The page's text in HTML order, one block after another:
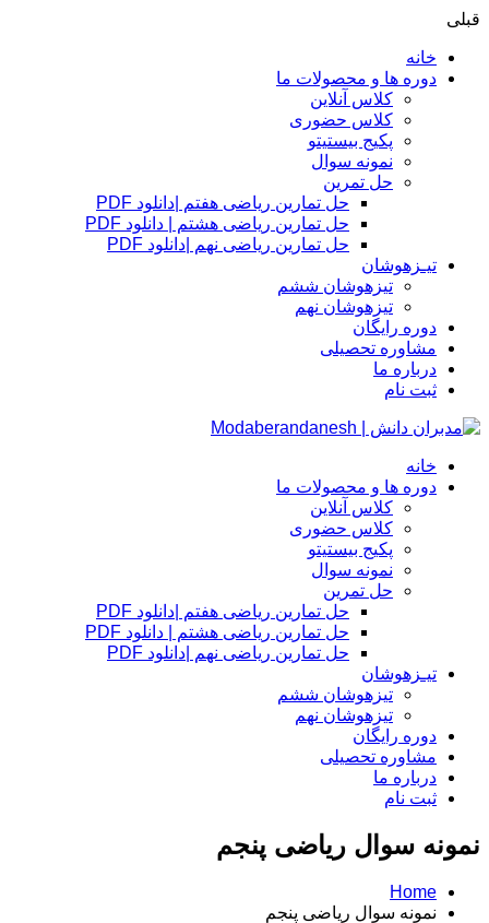
قبلی
خانه
دوره ها و محصولات ما
کلاس آنلاین
کلاس حضوری
پکیج بیستیتو
نمونه سوال
حل تمرین
حل تمارین ریاضی هفتم |دانلود PDF
حل تمارین ریاضی هشتم | دانلود PDF
حل تمارین ریاضی نهم |دانلود PDF
تیـزهوشان
تیزهوشان ششم
تیزهوشان نهم
دوره رایگان
مشاوره تحصیلی
درباره ما
ثبت نام
خانه
دوره ها و محصولات ما
کلاس آنلاین
کلاس حضوری
پکیج بیستیتو
نمونه سوال
حل تمرین
حل تمارین ریاضی هفتم |دانلود PDF
حل تمارین ریاضی هشتم | دانلود PDF
حل تمارین ریاضی نهم |دانلود PDF
تیـزهوشان
تیزهوشان ششم
تیزهوشان نهم
دوره رایگان
مشاوره تحصیلی
درباره ما
ثبت نام
نمونه سوال ریاضی پنجم
Home
نمونه سوال ریاضی پنجم